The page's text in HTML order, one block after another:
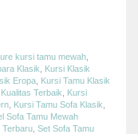
kursi tamu mewah
Klasik
Kursi Klasik
Eropa Kursi Tamu Klasik
Terbaik
Kursi
Kursi Tamu Sofa Klasik
Sofa Tamu Mewah
Terbaru Set Sofa Tamu